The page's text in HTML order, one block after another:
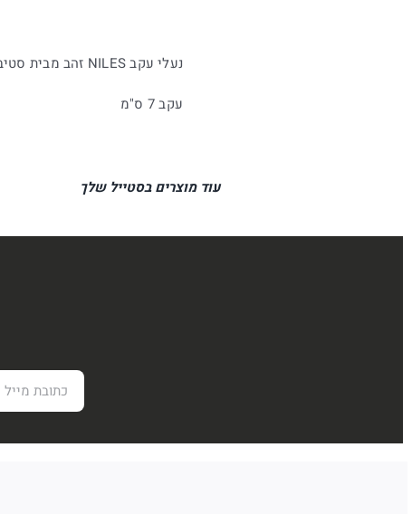
נעלי עקב NILES זהב מבית סטיב מאדן
עקב 7 ס"מ
עוד מוצרים בסטייל שלך